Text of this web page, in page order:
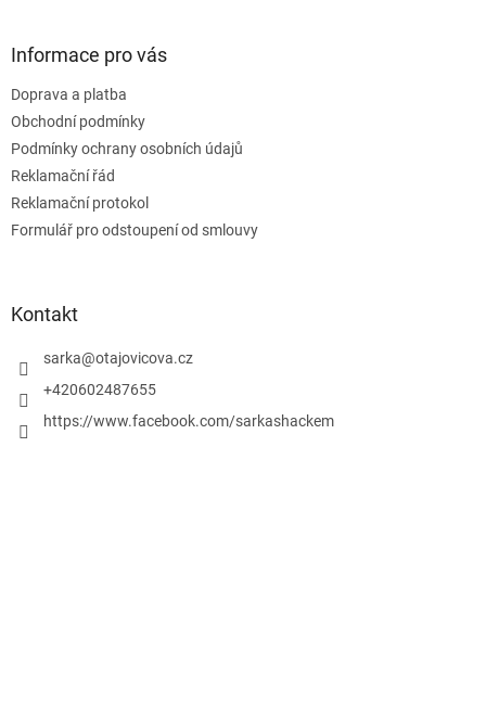
Informace pro vás
Doprava a platba
Obchodní podmínky
Podmínky ochrany osobních údajů
Reklamační řád
Reklamační protokol
Formulář pro odstoupení od smlouvy
Kontakt
sarka@otajovicova.cz
+420602487655
https://www.facebook.com/sarkashackem